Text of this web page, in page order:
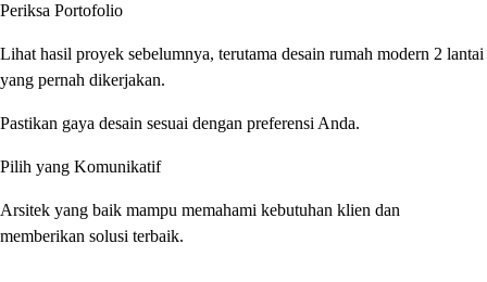
Periksa Portofolio
Lihat hasil proyek sebelumnya, terutama desain rumah modern 2 lantai
yang pernah dikerjakan.
Pastikan gaya desain sesuai dengan preferensi Anda.
Pilih yang Komunikatif
Arsitek yang baik mampu memahami kebutuhan klien dan
memberikan solusi terbaik.